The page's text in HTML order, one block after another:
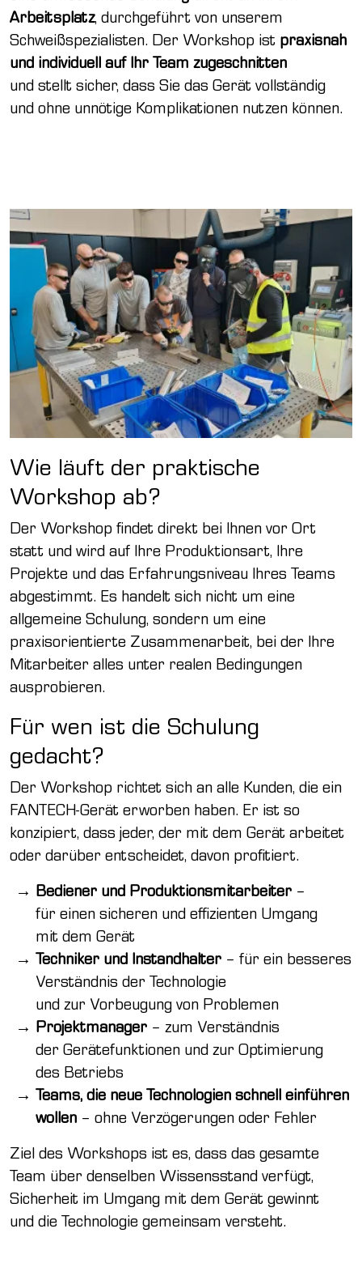
Arbeitsplatz, durchgeführt von unserem
Schweißspezialisten. Der Workshop ist praxisnah
und individuell auf Ihr Team zugeschnitten
und stellt sicher, dass Sie das Gerät vollständig
und ohne unnötige Komplikationen nutzen können.
Wie läuft der praktische
Workshop ab?
Der Workshop findet direkt bei Ihnen vor Ort
statt und wird auf Ihre Produktionsart, Ihre
Projekte und das Erfahrungsniveau Ihres Teams
abgestimmt. Es handelt sich nicht um eine
allgemeine Schulung, sondern um eine
praxisorientierte Zusammenarbeit, bei der Ihre
Mitarbeiter alles unter realen Bedingungen
ausprobieren.
Für wen ist die Schulung
gedacht?
Der Workshop richtet sich an alle Kunden, die ein
FANTECH-Gerät erworben haben. Er ist so
konzipiert, dass jeder, der mit dem Gerät arbeitet
oder darüber entscheidet, davon profitiert.
Bediener und Produktionsmitarbeiter –
für einen sicheren und effizienten Umgang
mit dem Gerät
Techniker und Instandhalter – für ein besseres
Verständnis der Technologie
und zur Vorbeugung von Problemen
Projektmanager – zum Verständnis
der Gerätefunktionen und zur Optimierung
des Betriebs
Teams, die neue Technologien schnell einführen
wollen – ohne Verzögerungen oder Fehler
Ziel des Workshops ist es, dass das gesamte
Team über denselben Wissensstand verfügt,
Sicherheit im Umgang mit dem Gerät gewinnt
und die Technologie gemeinsam versteht.